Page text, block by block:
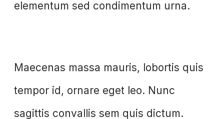
elementum sed condimentum urna.
Maecenas massa mauris, lobortis quis
tempor id, ornare eget leo. Nunc
sagittis convallis sem quis dictum.